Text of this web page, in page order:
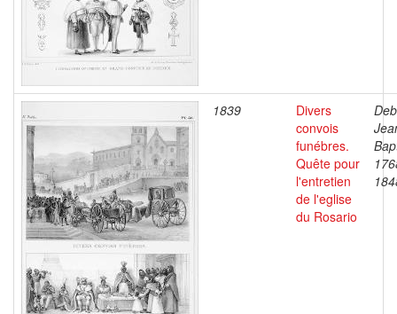
1839
Divers
convois
funébres.
Quête pour
l'entretien
de l'eglise
du Rosario